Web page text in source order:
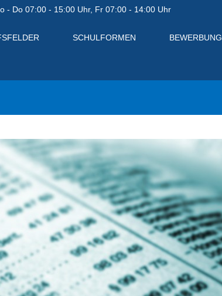
- Do 07:00 - 15:00 Uhr, Fr 07:00 - 14:00 Uhr
SCHULFORMEN BEWERBUNG